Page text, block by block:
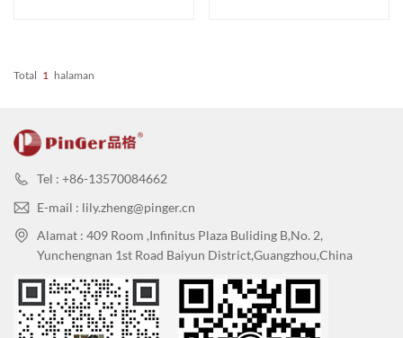
Total 1 Halaman
Tel : +86-13570084662
E-mail : lily.zheng@pinger.cn
Alamat : 409 Room ,Infinitus Plaza Buliding B,No. 2,
Yunchengnan 1st Road Baiyun District,Guangzhou,China